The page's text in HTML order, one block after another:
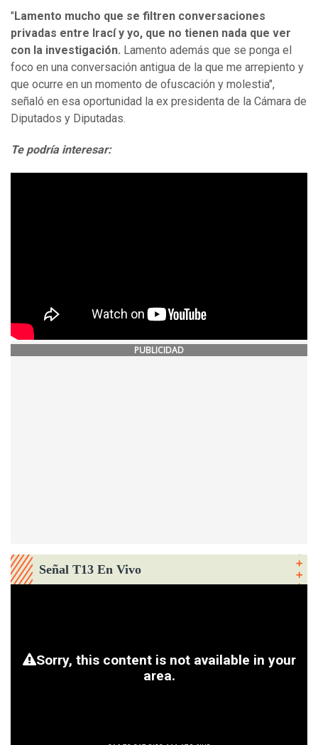
" Lamento mucho que se filtren conversaciones
privadas entre Irací y yo, que no tienen nada que ver
con la investigación. Lamento además que se ponga el
foco en una conversación antigua de la que me arrepiento y
que ocurre en un momento de ofuscación y molestia",
señaló en esa oportunidad la ex presidenta de la Cámara de
Diputados y Diputadas.
Te podría interesar:
PUBLICIDAD
Señal T13 En Vivo